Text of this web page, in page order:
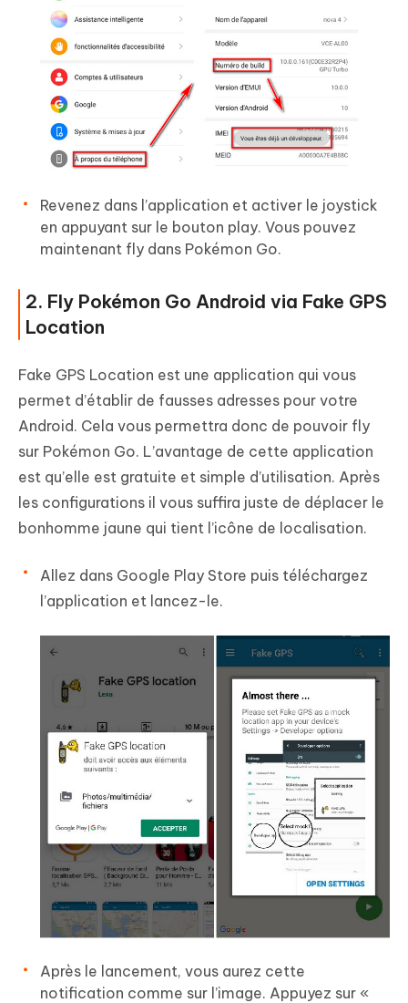
Revenez dans l’application et activer le joystick
en appuyant sur le bouton play. Vous pouvez
maintenant fly dans Pokémon Go.
2. Fly Pokémon Go Android via Fake GPS
Location
Fake GPS Location est une application qui vous
permet d’établir de fausses adresses pour votre
Android. Cela vous permettra donc de pouvoir fly
sur Pokémon Go. L’avantage de cette application
est qu’elle est gratuite et simple d’utilisation. Après
les configurations il vous suffira juste de déplacer le
bonhomme jaune qui tient l’icône de localisation.
Allez dans Google Play Store puis téléchargez
l’application et lancez-le.
Après le lancement, vous aurez cette
notification comme sur l’image. Appuyez sur «